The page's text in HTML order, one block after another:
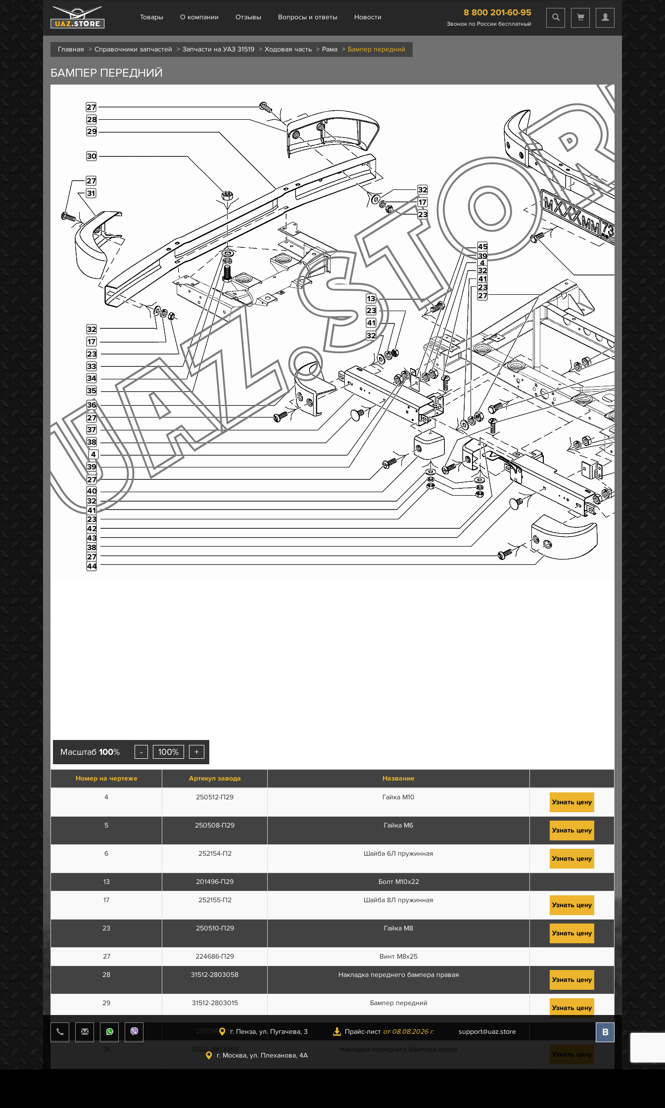
Товары О компании Отзывы Вопросы и ответы Новости 8 800 201-60-95
Звонок по России бесплатный
Главная Справочники запчастей Запчасти на УАЗ 31519 Ходовая часть Рама Бампер передний
БАМПЕР ПЕРЕДНИЙ
4
4
13
17
17
23
23
23
23
23
27
27
27
27
27
27
28
29
30
31
32
32
32
32
32
33
34
35
36
37
38
38
39
39
40
41
41
41
42
43
44
45
Масштаб 100% - 100% +
Номер на чертеже Артикул завода Название
4 250512-П29 Гайка М10
Узнать цену
5 250508-П29 Гайка М6
Узнать цену
6 252154-П2 Шайба 6Л пружинная
Узнать цену
13 201496-П29 Болт М10х22
17 252155-П2 Шайба 8Л пружинная
Узнать цену
23 250510-П29 Гайка М8
Узнать цену
27 224686-П29 Винт М8х25
28 31512-2803058 Накладка переднего бампера правая
Узнать цену
29 31512-2803015 Бампер передний
Узнать цену
30 250514-П29 Гайка М12
31 31512-2803059 Накладка переднего бампера левая
Узнать цену
г. Пенза, ул. Пугачева, 3
г. Москва, ул. Плеханова, 4А
Прайс-лист от 08.08.2026 г. support@uaz.store В